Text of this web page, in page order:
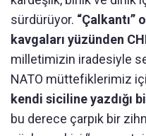
sürdürüyor.
kavgaları yüzünden
milletimizin iradesiyle
NATO müttefiklerimiz
kendi siciline yazdığı
bu derece çarpık bir